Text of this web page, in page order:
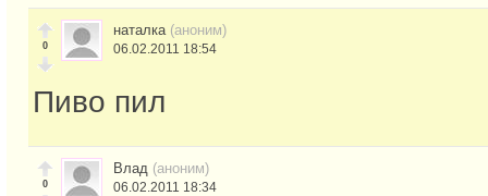
0
наталка (аноним)
06.02.2011 18:54
Пиво пил
0
Влад (аноним)
06.02.2011 18:34